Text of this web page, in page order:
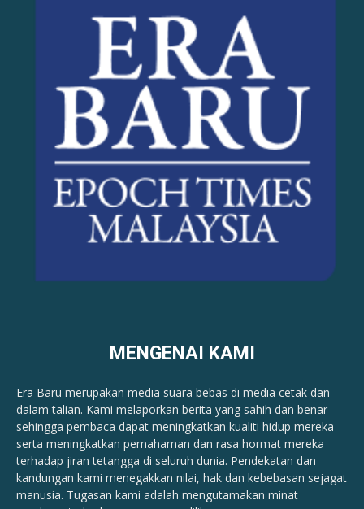
MENGENAI KAMI
Era Baru merupakan media suara bebas di media cetak dan
dalam talian. Kami melaporkan berita yang sahih dan benar ​​
sehingga pembaca dapat meningkatkan kualiti hidup mereka
serta meningkatkan pemahaman dan rasa hormat mereka
terhadap jiran tetangga di seluruh dunia. Pendekatan dan
kandungan kami menegakkan nilai, hak dan kebebasan sejagat
manusia. Tugasan kami adalah mengutamakan minat